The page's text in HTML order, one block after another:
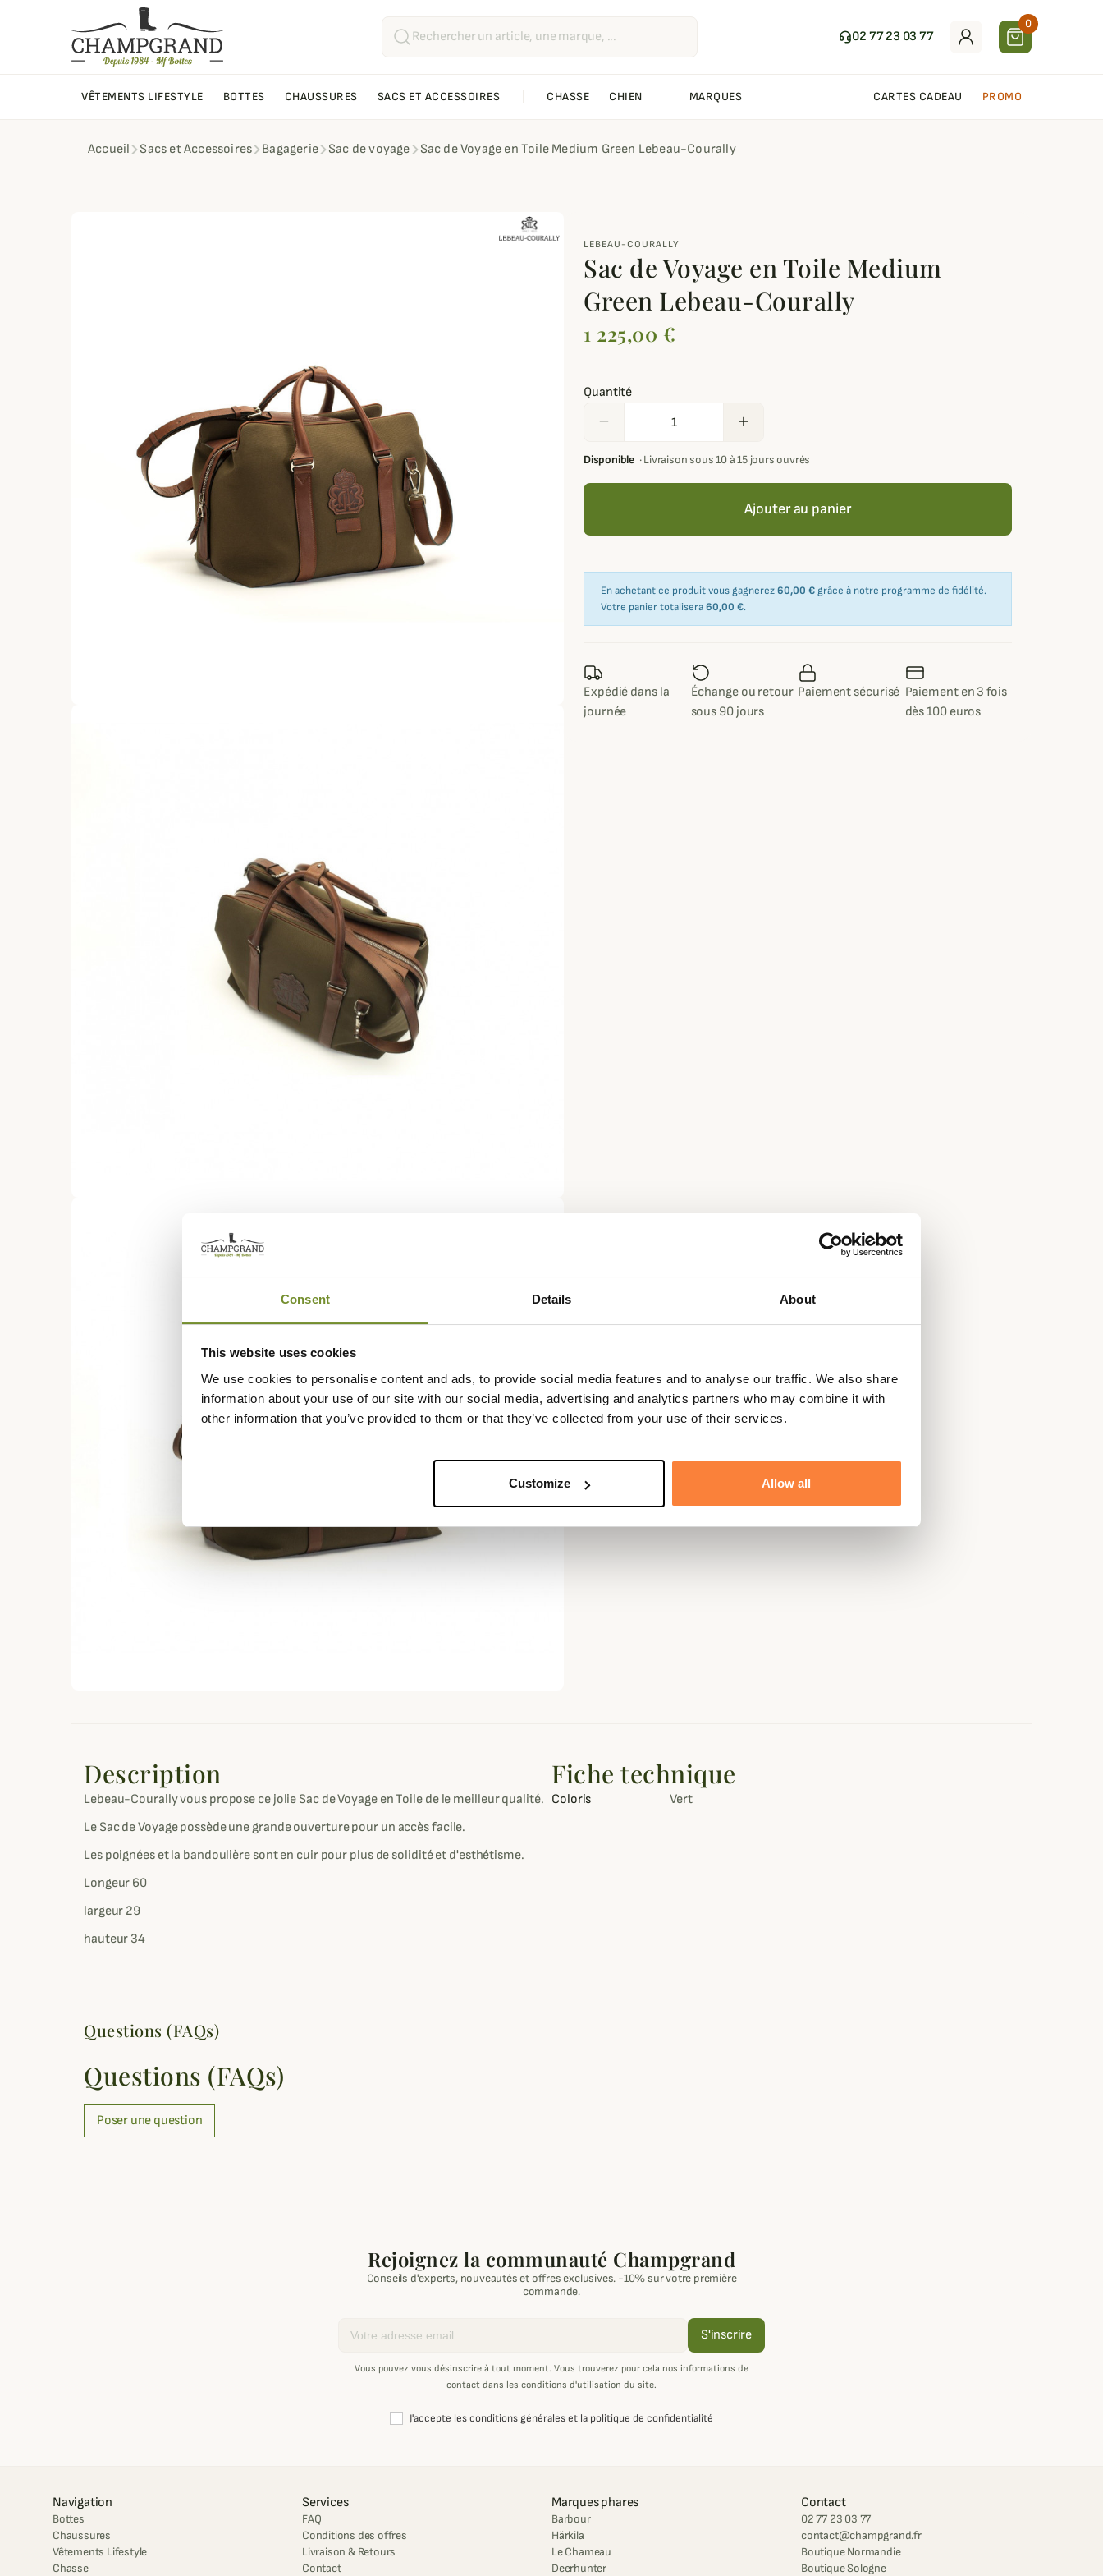
Consent Details About
This website uses cookies
We use cookies to personalise content and ads, to provide social media features and to analyse our traffic. We also share
information about your use of our site with our social media, advertising and analytics partners who may combine it with
other information that you’ve provided to them or that they’ve collected from your use of their services.
Customize Allow all
02 77 23 03 77
0
VÊTEMENTS LIFESTYLE BOTTES CHAUSSURES SACS ET ACCESSOIRES CHASSE CHIEN MARQUES CARTES CADEAU PROMO
Accueil Sacs et Accessoires Bagagerie Sac de voyage Sac de Voyage en Toile Medium Green Lebeau-Courally
LEBEAU-COURALLY
Sac de Voyage en Toile Medium
Green Lebeau-Courally
1 225,00 €
Quantité
remove add
Disponible ·Livraison sous 10 à 15 jours ouvrés
Ajouter au panier
En achetant ce produit vous gagnerez60,00 € grâce à notre programme de fidélité.
Votre panier totalisera60,00 €.
Expédié dans la
journée
Échange ou retour
sous 90 jours
Paiement sécurisé Paiement en 3 fois
dès 100 euros
Description
Lebeau-Courally vous propose ce jolie Sac de Voyage en Toile de le meilleur qualité.
Le Sac de Voyage possède une grande ouverture pour un accès facile.
Les poignées et la bandoulière sont en cuir pour plus de solidité et d'esthétisme.
Longeur 60
largeur 29
hauteur 34
Fiche technique
Coloris Vert
Questions (FAQs)
Questions (FAQs)
Poser une question
Rejoignez la communauté Champgrand
Conseils d'experts, nouveautés et offres exclusives. -10% sur votre première
commande.
S'inscrire
Vous pouvez vous désinscrire à tout moment. Vous trouverez pour cela nos informations de
contact dans les conditions d'utilisation du site.
J'accepte les conditions générales et la politique de confidentialité
Navigation
Bottes
Chaussures
Vêtements Lifestyle
Chasse
Services
FAQ
Conditions des offres
Livraison & Retours
Contact
Marques phares
Barbour
Härkila
Le Chameau
Deerhunter
Contact
02 77 23 03 77
contact@champgrand.fr
Boutique Normandie
Boutique Sologne